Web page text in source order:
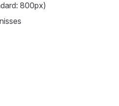
800px)